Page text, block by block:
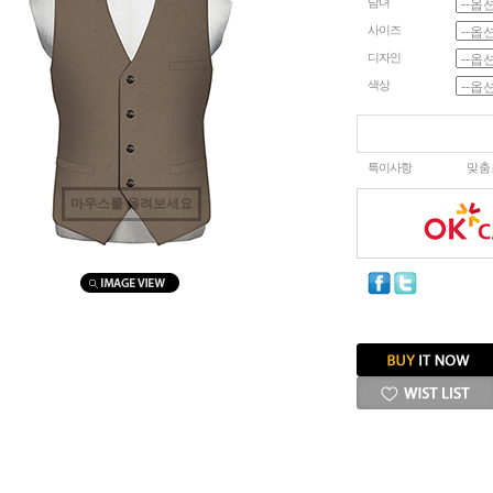
마우스를 올려보세요
사이즈
디자인
색상
특이사항 맞